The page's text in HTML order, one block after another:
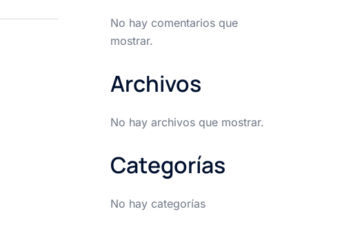
No hay comentarios que
mostrar.
Archivos
No hay archivos que mostrar.
Categorías
No hay categorías